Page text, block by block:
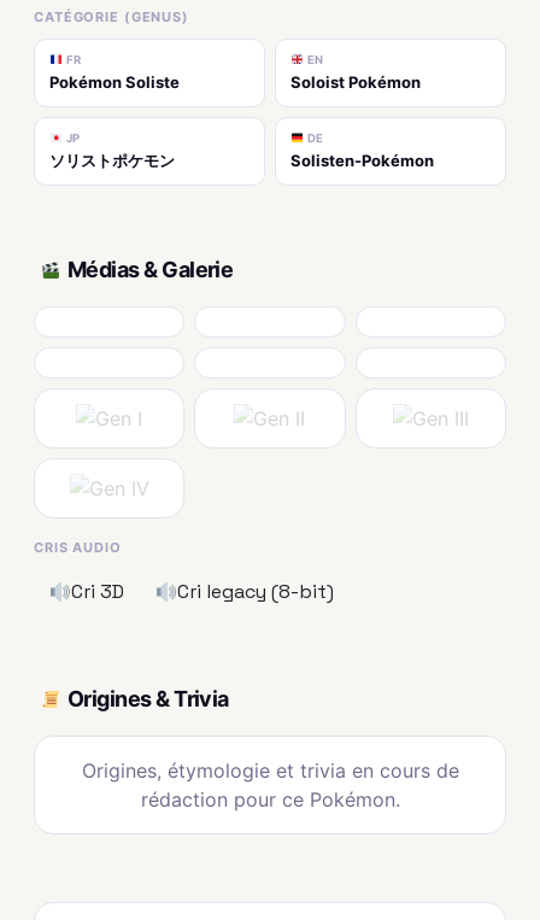
CATÉGORIE (GENUS)
FR
Pokémon Soliste
EN
Soloist Pokémon
JP
ソリストポケモン
DE
Solisten-Pokémon
Médias & Galerie
CRIS AUDIO
Cri 3D Cri legacy (8-bit)
Origines & Trivia
Origines, étymologie et trivia en cours de
rédaction pour ce Pokémon.